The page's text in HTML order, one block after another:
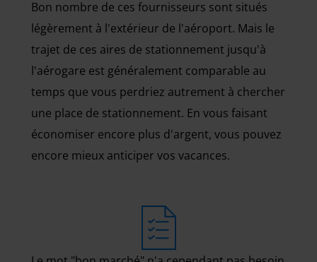
Bon nombre de ces fournisseurs sont situés
légèrement à l'extérieur de l'aéroport. Mais le
trajet de ces aires de stationnement jusqu'à
l'aérogare est généralement comparable au
temps que vous perdriez autrement à chercher
une place de stationnement. En vous faisant
économiser encore plus d'argent, vous pouvez
encore mieux anticiper vos vacances.